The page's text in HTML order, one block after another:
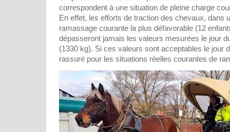
correspondent à une situation de pleine charge
En effet, les efforts de traction des chevaux, dans
ramassage courante la plus défavorable (12
dépasseront jamais les valeurs mesurées le jour
(1330 kg). Si ces valeurs sont acceptables le jour
rassuré pour les situations réelles courantes de